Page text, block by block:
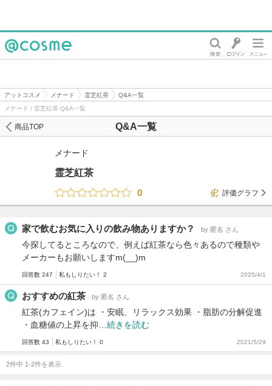
アットコスメ メナード 霊芝紅茶
Q&A一覧
メナード / 霊芝紅茶 Q&A一覧
Q&A一覧
商品TOP
メナード
霊芝紅茶
0
評価グラフ
家で飲むお気に入りの飲み物ありますか？ by 匿名 さん
今探してるところなので、例えば紅茶なら色々あるので種類や
メーカーもお願いしますm(__)m
回答数 247 私もしりたい！ 2 2025/4/1
おすすめの紅茶 by 匿名 さん
紅茶(カフェイン)は ・安眠、リラックス効果 ・脂肪の分解促進
・血糖値の上昇を抑… 続きを読む
回答数 43 私もしりたい！ 0 2021/5/29
2件中 1-2件を表示